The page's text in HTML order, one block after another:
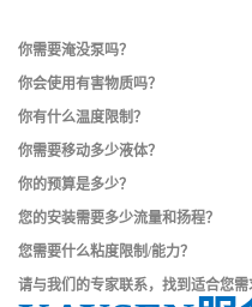
你需要淹没泵吗？
你会使用有害物质吗？
你有什么温度限制？
你需要移动多少液体？
你的预算是多少？
您的安装需要多少流量和扬程？
您需要什么粘度限制/能力？
请与我们的专家联系，找到适合您需